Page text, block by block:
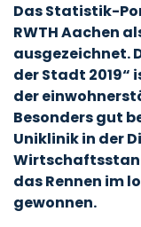
Das Statistik-
RWTH Aachen
ausgezeichnet.
der Stadt 2019“
der
Besonders gut
Uniklinik in der
das Rennen im
gewonnen.